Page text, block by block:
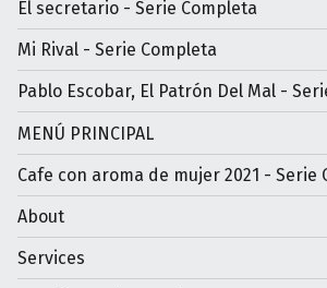
El secretario - Serie Completa
Mi Rival - Serie Completa
Pablo Escobar, El Patrón Del Mal -
MENÚ PRINCIPAL
Cafe con aroma de mujer 2021 - Serie
About
Services